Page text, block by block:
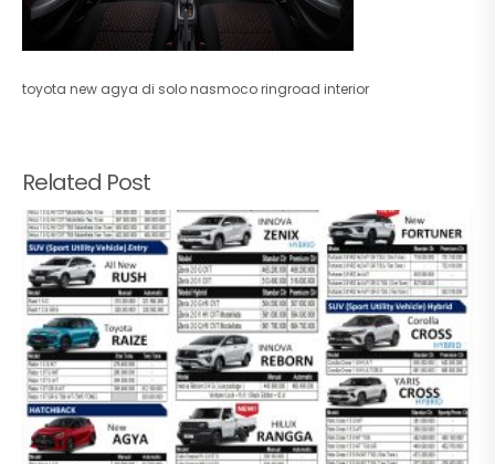
toyota new agya di solo nasmoco ringroad interior
Related Post